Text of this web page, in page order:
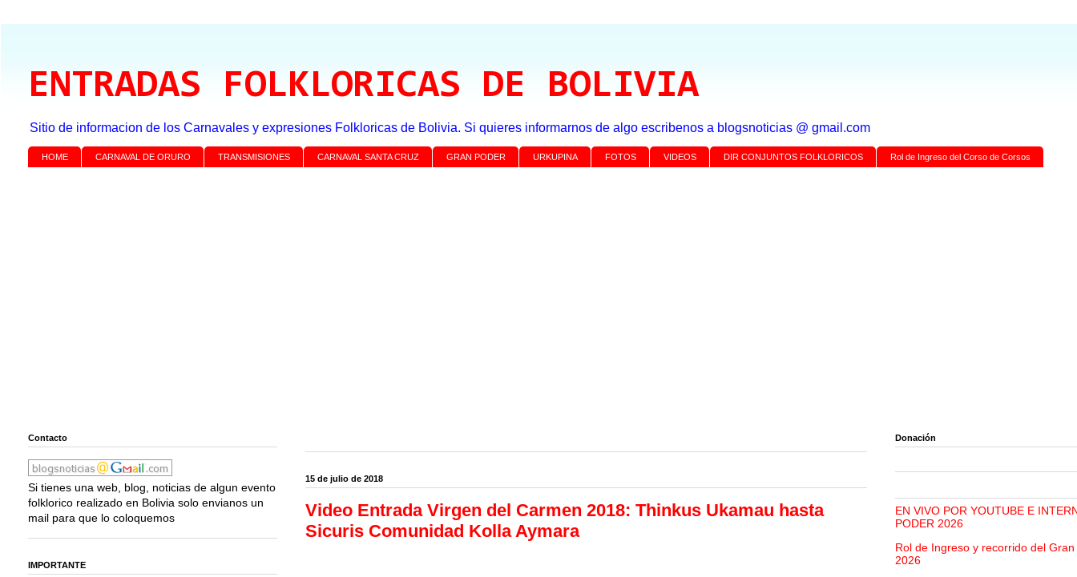
ENTRADAS FOLKLORICAS DE BOLIVIA
Sitio de informacion de los Carnavales y expresiones Folkloricas de Bolivia. Si quieres informarnos de algo escribenos a blogsnoticias @ gmail.com
HOME CARNAVAL DE ORURO TRANSMISIONES CARNAVAL SANTA CRUZ GRAN PODER URKUPINA FOTOS VIDEOS DIR CONJUNTOS FOLKLORICOS Rol de Ingreso del Corso de Corsos
15 de julio de 2018
Video Entrada Virgen del Carmen 2018: Thinkus Ukamau hasta
Sicuris Comunidad Kolla Aymara
Contacto
Si tienes una web, blog, noticias de algun evento
folklorico realizado en Bolivia solo envianos un
mail para que lo coloquemos
IMPORTANTE
Donación
EN VIVO POR YOUTUBE E
PODER 2026
Rol de Ingreso y recorrido del
2026